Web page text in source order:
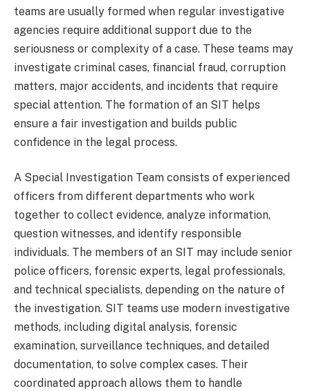
teams are usually formed when regular investigative
agencies require additional support due to the
seriousness or complexity of a case. These teams may
investigate criminal cases, financial fraud, corruption
matters, major accidents, and incidents that require
special attention. The formation of an SIT helps
ensure a fair investigation and builds public
confidence in the legal process.
A Special Investigation Team consists of experienced
officers from different departments who work
together to collect evidence, analyze information,
question witnesses, and identify responsible
individuals. The members of an SIT may include senior
police officers, forensic experts, legal professionals,
and technical specialists, depending on the nature of
the investigation. SIT teams use modern investigative
methods, including digital analysis, forensic
examination, surveillance techniques, and detailed
documentation, to solve complex cases. Their
coordinated approach allows them to handle